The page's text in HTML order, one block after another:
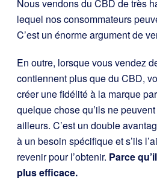
Nous vendons du CBD de très
lequel nos consommateurs
C’est un énorme argument de
En outre, lorsque vous vendez
contiennent plus que du CBD,
créer une fidélité à la marque
quelque chose qu’ils ne
ailleurs. C’est un double
à un besoin spécifique et s’ils
revenir pour l’obtenir. Parce
plus efficace.